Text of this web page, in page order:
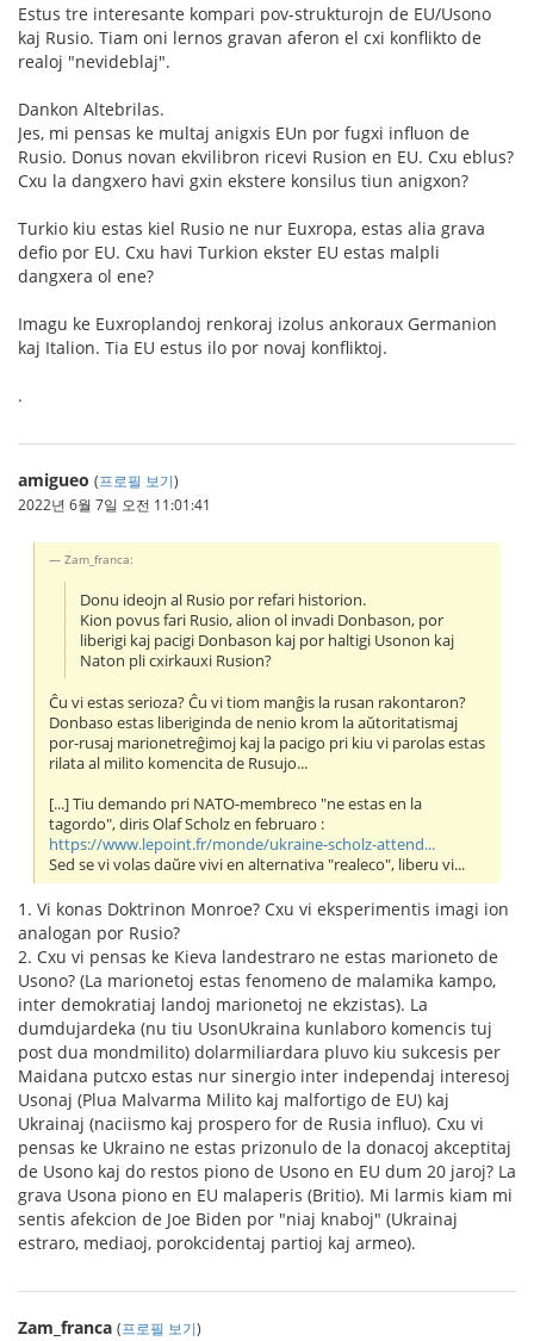
Estus tre interesante kompari pov-strukturojn de EU/Usono
kaj Rusio. Tiam oni lernos gravan aferon el cxi konflikto de
realoj "nevideblaj".
Dankon Altebrilas.
Jes, mi pensas ke multaj anigxis EUn por fugxi influon de
Rusio. Donus novan ekvilibron ricevi Rusion en EU. Cxu eblus?
Cxu la dangxero havi gxin ekstere konsilus tiun anigxon?
Turkio kiu estas kiel Rusio ne nur Euxropa, estas alia grava
defio por EU. Cxu havi Turkion ekster EU estas malpli
dangxera ol ene?
Imagu ke Euxroplandoj renkoraj izolus ankoraux Germanion
kaj Italion. Tia EU estus ilo por novaj konfliktoj.
.
amigueo (프로필 보기)
2022년 6월 7일 오전 11:01:41
Zam_franca:
Donu ideojn al Rusio por refari historion.
Kion povus fari Rusio, alion ol invadi Donbason, por
liberigi kaj pacigi Donbason kaj por haltigi Usonon kaj
Naton pli cxirkauxi Rusion?
Ĉu vi estas serioza? Ĉu vi tiom manĝis la rusan rakontaron?
Donbaso estas liberiginda de nenio krom la aŭtoritatismaj
por-rusaj marionetreĝimoj kaj la pacigo pri kiu vi parolas estas
rilata al milito komencita de Rusujo...
[...] Tiu demando pri NATO-membreco "ne estas en la
tagordo", diris Olaf Scholz en februaro :
https://www.lepoint.fr/monde/ukraine-scholz-attend...
Sed se vi volas daŭre vivi en alternativa "realeco", liberu vi...
1. Vi konas Doktrinon Monroe? Cxu vi eksperimentis imagi ion
analogan por Rusio?
2. Cxu vi pensas ke Kieva landestraro ne estas marioneto de
Usono? (La marionetoj estas fenomeno de malamika kampo,
inter demokratiaj landoj marionetoj ne ekzistas). La
dumdujardeka (nu tiu UsonUkraina kunlaboro komencis tuj
post dua mondmilito) dolarmiliardara pluvo kiu sukcesis per
Maidana putcxo estas nur sinergio inter independaj interesoj
Usonaj (Plua Malvarma Milito kaj malfortigo de EU) kaj
Ukrainaj (naciismo kaj prospero for de Rusia influo). Cxu vi
pensas ke Ukraino ne estas prizonulo de la donacoj akceptitaj
de Usono kaj do restos piono de Usono en EU dum 20 jaroj? La
grava Usona piono en EU malaperis (Britio). Mi larmis kiam mi
sentis afekcion de Joe Biden por "niaj knaboj" (Ukrainaj
estraro, mediaoj, porokcidentaj partioj kaj armeo).
Zam_franca (프로필 보기)